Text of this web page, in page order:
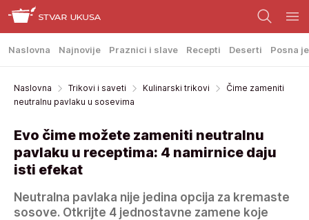
Naslovna Najnovije Praznici i slave Recepti Deserti Posna
Naslovna Trikovi i saveti Kulinarski trikovi
Čime zameniti
neutralnu pavlaku u sosevima
Evo čime možete zameniti neutralnu
pavlaku u receptima: 4 namirnice daju
isti efekat
Neutralna pavlaka nije jedina opcija za kremaste
sosove. Otkrijte 4 jednostavne zamene koje